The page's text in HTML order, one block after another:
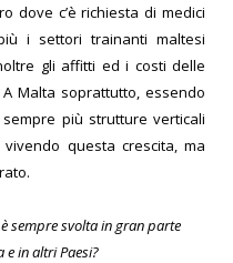
dove c’è richiesta di medici
i settori trainanti maltesi
gli affitti ed i costi delle
Malta soprattutto, essendo
più strutture verticali
questa crescita, ma
sempre svolta in gran parte
e in altri Paesi?